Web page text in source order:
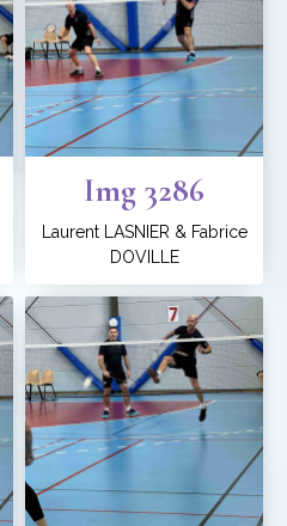
Img 3286
Laurent LASNIER & Fabrice
DOVILLE